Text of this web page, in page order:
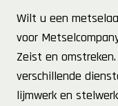
Wilt u een
voor
Zeist en
verschillende
lijmwerk en